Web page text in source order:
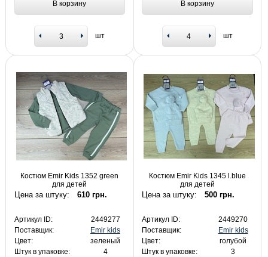
В корзину
шт
В корзину
шт
Костюм Emir Kids 1352 green
для детей
Цена за штуку: 610 грн.
Артикул ID:
2449277
Поставщик:
Emir kids
Цвет:
зеленый
Штук в упаковке:
4
Костюм Emir Kids 1345 l.blue
для детей
Цена за штуку: 500 грн.
Артикул ID:
2449270
Поставщик:
Emir kids
Цвет:
голубой
Штук в упаковке:
3